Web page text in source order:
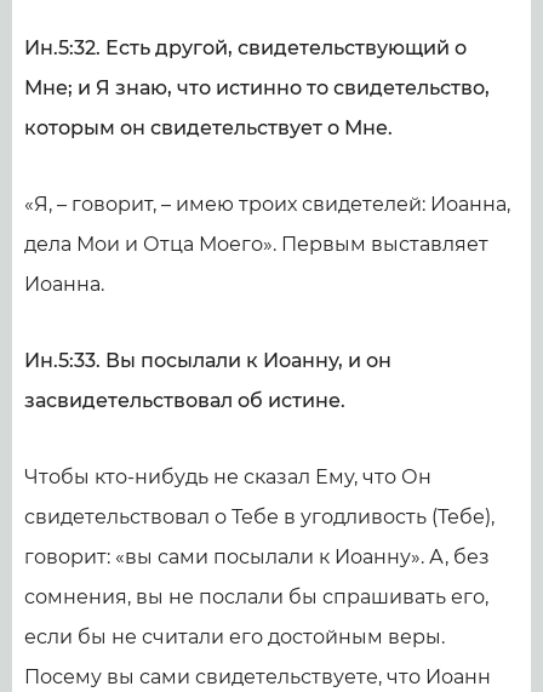
Ин.5:32. Есть другой, свидетельствующий о
Мне; и Я знаю, что истинно то свидетельство,
которым он свидетельствует о Мне.
«Я, – говорит, – имею троих свидетелей: Иоанна,
дела Мои и Отца Моего». Первым выставляет
Иоанна.
Ин.5:33. Вы посылали к Иоанну, и он
засвидетельствовал об истине.
Чтобы кто-нибудь не сказал Ему, что Он
свидетельствовал о Тебе в угодливость (Тебе),
говорит: «вы сами посылали к Иоанну». А, без
сомнения, вы не послали бы спрашивать его,
если бы не считали его достойным веры.
Посему вы сами свидетельствуете, что Иоанн